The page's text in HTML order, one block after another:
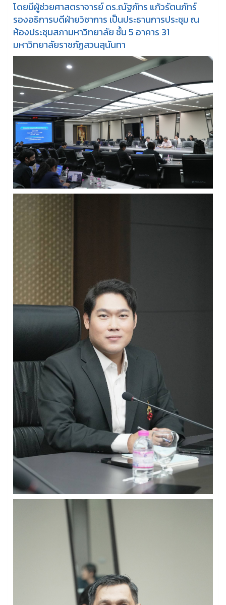
โดยมีผู้ช่วยศาสตราจารย์ ดร.ณัฐภัทร แก้วรัตนภัทร์
รองอธิการบดีฝ่ายวิชาการ เป็นประธานการประชุม ณ
ห้องประชุมสภามหาวิทยาลัย ชั้น 5 อาคาร 31
มหาวิทยาลัยราชภัฏสวนสุนันทา